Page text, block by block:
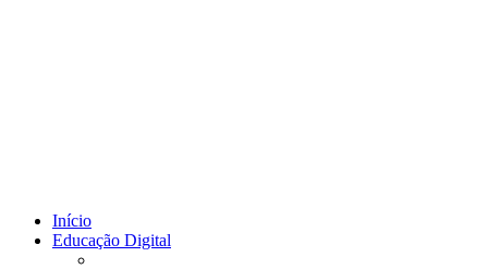
Início
Educação Digital